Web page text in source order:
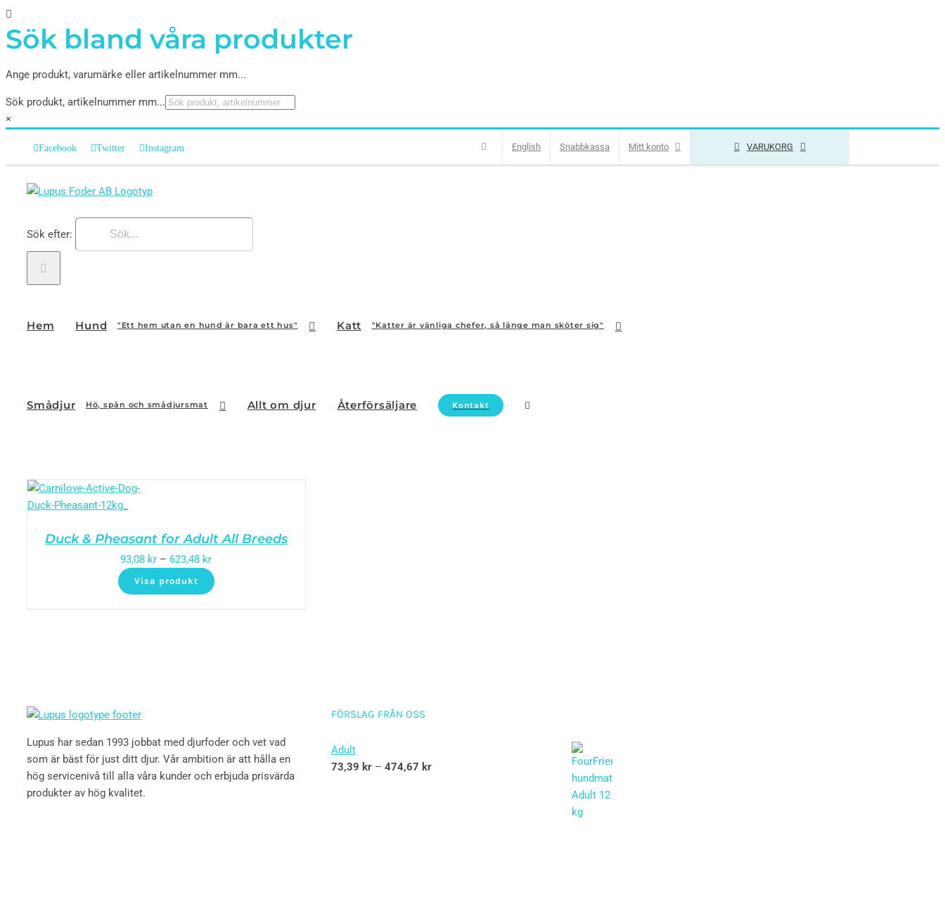
Sök bland våra produkter
Ange produkt, varumärke eller artikelnummer mm...
Sök produkt, artikelnummer mm...
×
Facebook Twitter Instagram English Snabbkassa Mitt konto VARUKORG
Sök efter:
Hem Hund "Ett hem utan en hund är bara ett hus" Katt "Katter är vänliga chefer, så länge man sköter sig"
Smådjur Hö, spån och smådjursmat Allt om djur Återförsäljare Kontakt
Duck & Pheasant for Adult All Breeds
93,08 kr – 623,48 kr
Visa produkt
Lupus har sedan 1993 jobbat med djurfoder och vet vad
som är bäst för just ditt djur. Vår ambition är att hålla en
hög servicenivå till alla våra kunder och erbjuda prisvärda
produkter av hög kvalitet.
FÖRSLAG FRÅN OSS
Adult
73,39 kr– 474,67 kr